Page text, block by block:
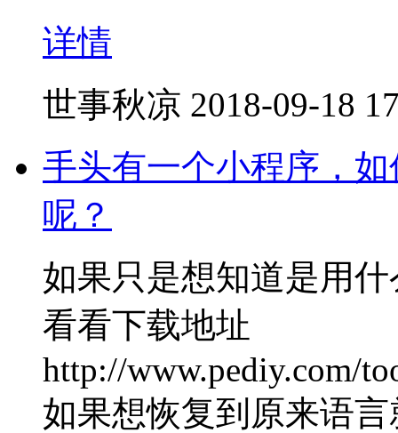
详情
世事秋凉 2018-09-18
手头有一个小程序，
呢？
如果只是想知道是用
看看下载地址
http://www.pediy.com/
如果想恢复到原来语